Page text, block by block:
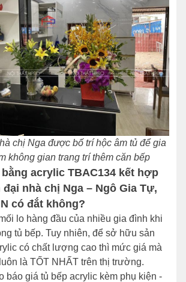
chị Nga được bố trí hộc âm tủ để gia
không gian trang trí thêm căn bếp
acrylic TBAC134 kết hợp
đại nhà chị Nga – Ngô Gia Tự,
có đắt không?
lo hàng đầu của nhiều gia đình khi
tủ bếp. Tuy nhiên, để sở hữu sản
có chất lượng cao thì mức giá mà
là TỐT NHẤT trên thị trường.
báo giá tủ bếp acrylic kèm phụ kiện -